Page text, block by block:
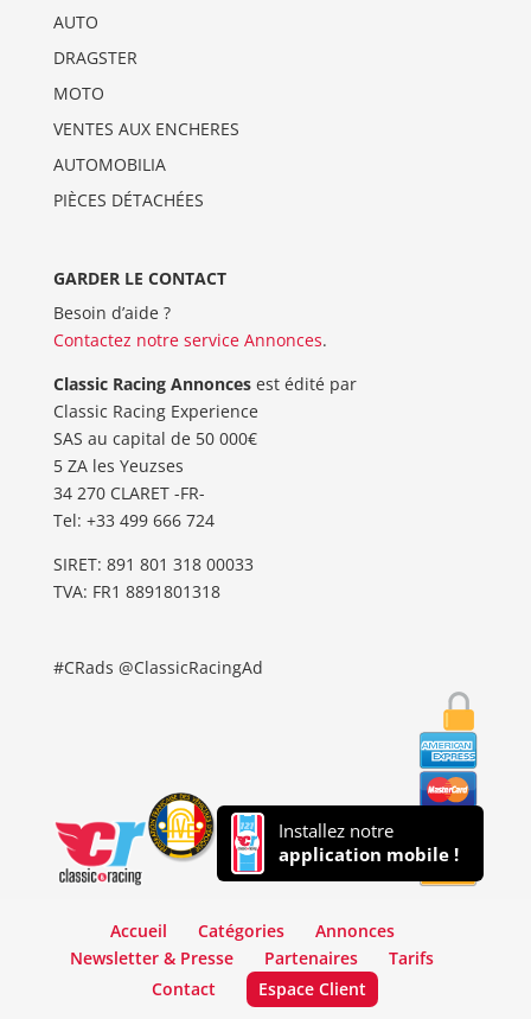
AUTO
DRAGSTER
MOTO
VENTES AUX ENCHERES
AUTOMOBILIA
PIÈCES DÉTACHÉES
GARDER LE CONTACT
Besoin d’aide ?
Contactez notre service Annonces.
Classic Racing Annoncesest édité par
Classic Racing Experience
SAS au capital de 50 000€
5 ZA les Yeuzses
34 270 CLARET -FR-
Tel: ‭+33 499 666 724‬
SIRET: 891 801 318 00033
TVA: FR1 8891801318
#CRads @ClassicRacingAd
Installez notre
application mobile !
Accueil Catégories
Annonces
Newsletter & Presse
Partenaires
Tarifs
Contact
Espace Client